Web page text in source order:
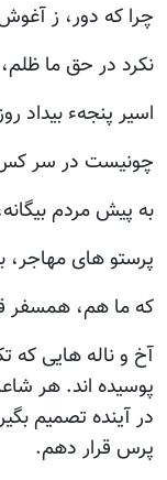
چرا که دور، ز
نکرد در حق ما
اسیر پنجهء بیداد
چونیست در سر
به پیش مردم
پرستو های مهاجر،
که ما هم، همسفر
آخ و ناله هايی که
پوسيده اند. هر
در آينده تصميم
پرس قرار دهم.